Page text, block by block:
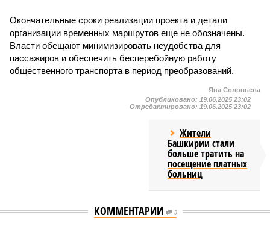
Окончательные сроки реализации проекта и детали
организации временных маршрутов еще не обозначены.
Власти обещают минимизировать неудобства для
пассажиров и обеспечить бесперебойную работу
общественного транспорта в период преобразований.
Яна Соловьева
Опубликовано: 19.06.2025 23:02
Отредактировано: 19.06.2025 23:02
Жители
Башкирии стали
больше тратить на
посещение платных
больниц
КОММЕНТАРИИ 0